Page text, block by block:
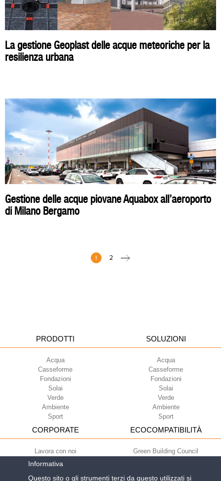
La gestione Geoplast delle acque meteoriche per la
resilienza urbana
Gestione delle acque piovane Aquabox all’aeroporto
di Milano Bergamo
1 2
PRODOTTI
Acqua
Casseforme
Fondazioni
Solai
Verde
Ambiente
Sport
SOLUZIONI
Acqua
Casseforme
Fondazioni
Solai
Verde
Ambiente
Sport
CORPORATE
Lavora con noi
Termini di utilizzo
Newsletter
ECOCOMPATIBILITÀ
Green Building Council
Informativa
Questo sito o gli strumenti terzi da questo utilizzati si